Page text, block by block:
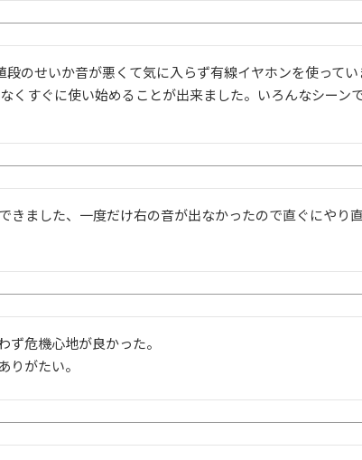
のせいか音が悪くて気に入らず有線イヤホンを使ってい
くすぐに使い始めることが出来ました。いろんなシーン
きました、一度だけ右の音が出なかったので直ぐにやり
危機心地が良かった。
がたい。